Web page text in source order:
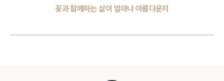
꽃과 함께하는 삶이 얼마나 아름다운지